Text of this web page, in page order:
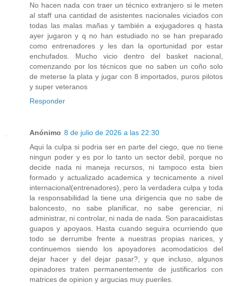
No hacen nada con traer un técnico extranjero si le meten
al staff una cantidad de asistentes nacionales viciados con
todas las malas mañas y también a exjugadores q hasta
ayer jugaron y q no han estudiado no se han preparado
como entrenadores y les dan la oportunidad por estar
enchufados. Mucho vicio dentro del basket nacional,
comenzando por los técnicos que no saben un coño solo
de meterse la plata y jugar con 8 importados, puros pilotos
y super veteranos
Responder
Anónimo 8 de julio de 2026 a las 22:30
Aqui la culpa si podria ser en parte del ciego, que no tiene
ningun poder y es por lo tanto un sector debil, porque no
decide nada ni maneja recursos, ni tampoco esta bien
formado y actualizado academica y tecnicamente a nivel
internacional(entrenadores), pero la verdadera culpa y toda
la responsabilidad la tiene una dirigencia que no sabe de
baloncesto, no sabe planificar, no sabe gerenciar, ni
administrar, ni controlar, ni nada de nada. Son paracaidistas
guapos y apoyaos. Hasta cuando seguira ocurriendo que
todo se derrumbe frente a nuestras propias narices, y
continuemos siendo los apoyadores acomodaticios del
dejar hacer y del dejar pasar?, y que incluso, algunos
opinadores traten permanentemente de justificarlos con
matrices de opinion y argucias muy pueriles.